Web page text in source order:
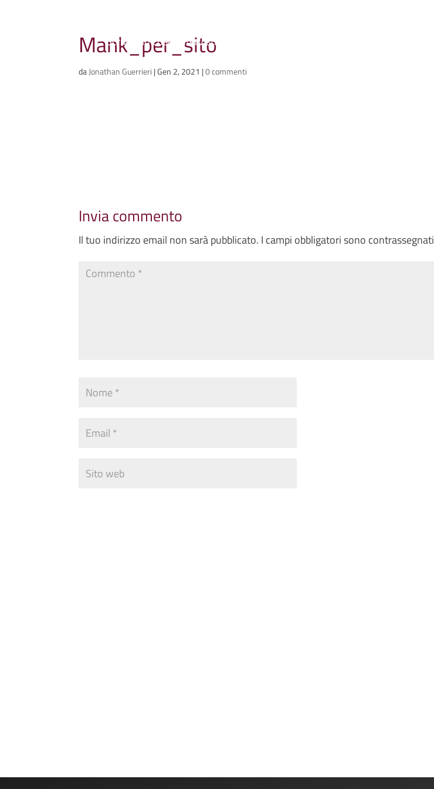
Scriviamo cose, intervistiamo gente
Mank_per_sito
daJonathan Guerrieri |Gen 2, 2021 |0 commenti
Invia commento
Il tuo indirizzo email non sarà pubblicato. I campi obbligatori sono contrassegnati